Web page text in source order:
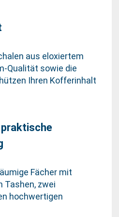
aus eloxiertem
Qualität sowie die
Ihren Kofferinhalt
Fächer mit
Tashen, zwei
hochwertigen